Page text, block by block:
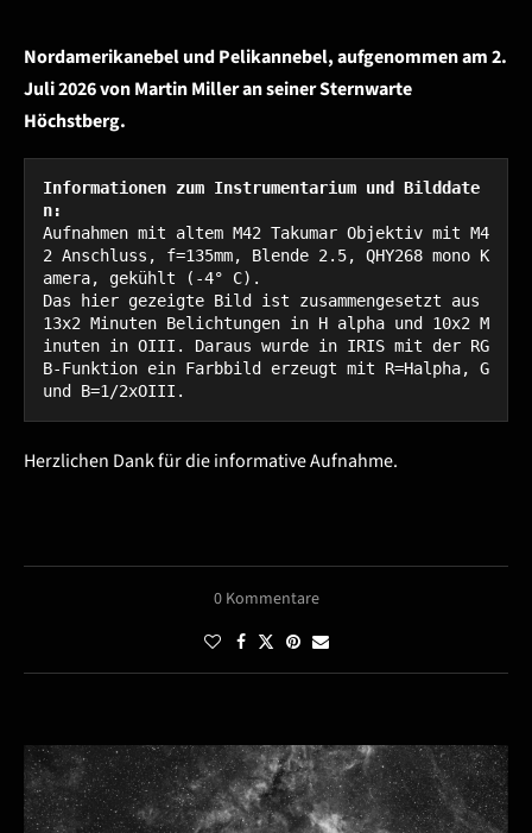
Nordamerikanebel und Pelikannebel, aufgenommen am 2.
Juli 2026 von Martin Miller an seiner Sternwarte
Höchstberg.
Informationen zum Instrumentarium und Bilddate
n:
Aufnahmen mit altem M42 Takumar Objektiv mit M4
2 Anschluss, f=135mm, Blende 2.5, QHY268 mono K
amera, gekühlt (-4° C).
Das hier gezeigte Bild ist zusammengesetzt aus
13x2 Minuten Belichtungen in H alpha und 10x2 M
inuten in OIII. Daraus wurde in IRIS mit der RG
B-Funktion ein Farbbild erzeugt mit R=Halpha, G
und B=1/2xOIII.
Herzlichen Dank für die informative Aufnahme.
0 Kommentare